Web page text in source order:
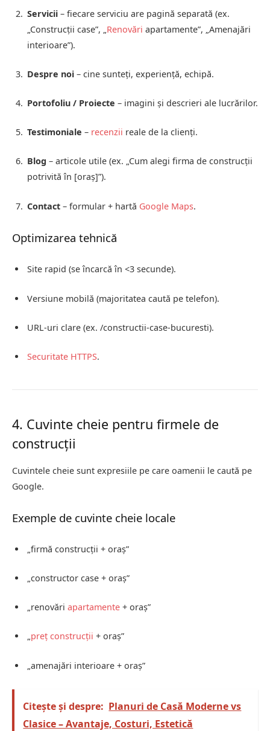
Servicii – fiecare serviciu are pagină separată (ex.
„Construcții case”, „ Renovări apartamente”, „Amenajări
interioare”).
Despre noi – cine sunteți, experiență, echipă.
Portofoliu / Proiecte – imagini și descrieri ale lucrărilor.
Testimoniale – recenzii reale de la clienți.
Blog – articole utile (ex. „Cum alegi firma de construcții
potrivită în [oraș]”).
Contact – formular + hartă Google Maps.
Optimizarea tehnică
Site rapid (se încarcă în <3 secunde).
Versiune mobilă (majoritatea caută pe telefon).
URL-uri clare (ex. /constructii-case-bucuresti).
Securitate HTTPS.
4. Cuvinte cheie pentru firmele de
construcții
Cuvintele cheie sunt expresiile pe care oamenii le caută pe
Google.
Exemple de cuvinte cheie locale
„firmă construcții + oraș”
„constructor case + oraș”
„renovări apartamente + oraș”
„preț construcții + oraș”
„amenajări interioare + oraș”
Citește și despre: Planuri de Casă Moderne vs
Clasice – Avantaje, Costuri, Estetică